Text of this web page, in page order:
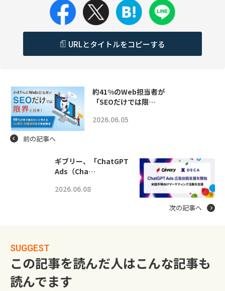
URLとタイトルをコピーする
約41%のWeb担当者が
「SEOだけでは限…
2026.06.05
前の記事へ
ギブリー、「ChatGPT
Ads（Cha…
2026.06.08
次の記事へ
SUGGEST
この記事を読んだ人はこんな記事も
読んでます